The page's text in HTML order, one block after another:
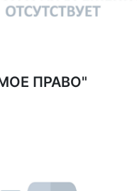
ПРАВО"